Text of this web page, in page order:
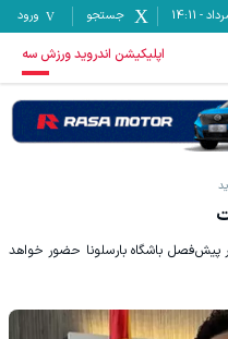
-
14:11 جستجو ورود
اپلیکیشن اندروید ورزش سه
و ۱۸ ساله هلندی، در پیش‌فصل باشگاه بارسلونا حضور خواهد